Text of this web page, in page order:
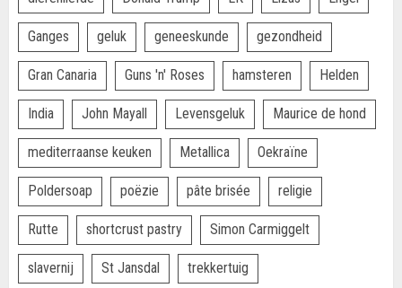
Ganges geluk geneeskunde gezondheid
Gran Canaria Guns 'n' Roses hamsteren Helden
India John Mayall Levensgeluk Maurice de hond
mediterraanse keuken Metallica Oekraïne
Poldersoap poëzie pâte brisée religie
Rutte shortcrust pastry Simon Carmiggelt
slavernij St Jansdal trekkertuig